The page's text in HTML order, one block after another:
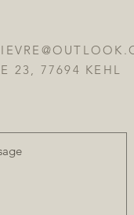
23, 77694 KEHL